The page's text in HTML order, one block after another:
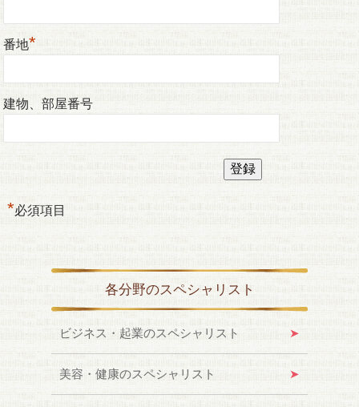
番地*
建物、部屋番号
*必須項目
各分野のスペシャリスト
ビジネス・起業のスペシャリスト
美容・健康のスペシャリスト